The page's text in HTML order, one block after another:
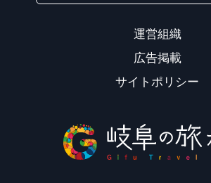
運営組織
広告掲載
サイトポリシー